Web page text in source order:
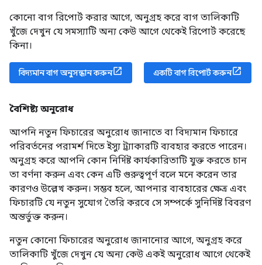
কোনো বাগ রিপোর্ট করার আগে, অনুগ্রহ করে বাগ তালিকাটি
খুঁজে দেখুন যে সমস্যাটি অন্য কেউ আগে থেকেই রিপোর্ট করেছে
কিনা।
বিদ্যমান বাগ অনুসন্ধান করুন একটি বাগ রিপোর্ট করুন
বৈশিষ্ট্য অনুরোধ
আপনি নতুন ফিচারের অনুরোধ জানাতে বা বিদ্যমান ফিচারে
পরিবর্তনের পরামর্শ দিতে ইস্যু ট্র্যাকারটি ব্যবহার করতে পারেন।
অনুগ্রহ করে আপনি কোন নির্দিষ্ট কার্যকারিতাটি যুক্ত করতে চান
তা বর্ণনা করুন এবং কেন এটি গুরুত্বপূর্ণ বলে মনে করেন তার
কারণও উল্লেখ করুন। সম্ভব হলে, আপনার ব্যবহারের ক্ষেত্র এবং
ফিচারটি যে নতুন সুযোগ তৈরি করবে সে সম্পর্কে সুনির্দিষ্ট বিবরণ
অন্তর্ভুক্ত করুন।
নতুন কোনো ফিচারের অনুরোধ জানানোর আগে, অনুগ্রহ করে
তালিকাটি খুঁজে দেখুন যে অন্য কেউ একই অনুরোধ আগে থেকেই